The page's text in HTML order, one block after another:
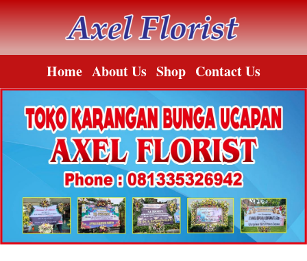
Home About Us Shop Contact Us